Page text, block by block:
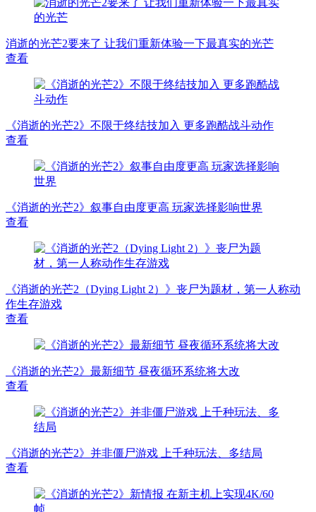
消逝的光芒2要来了 让我们重新体验一下最真实的光芒
查看
《消逝的光芒2》不限于终结技加入 更多跑酷战斗动作
查看
《消逝的光芒2》叙事自由度更高 玩家选择影响世界
查看
《消逝的光芒2（Dying Light 2）》丧尸为题材，第一人称动
作生存游戏
查看
《消逝的光芒2》最新细节 昼夜循环系统将大改
查看
《消逝的光芒2》并非僵尸游戏 上千种玩法、多结局
查看